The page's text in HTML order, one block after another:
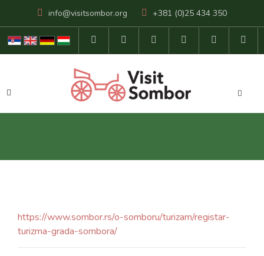
info@visitsombor.org +381 (0)25 434 350
https://www.sombor.rs/o-somboru/turizam/registar-
turizma-grada-sombora/